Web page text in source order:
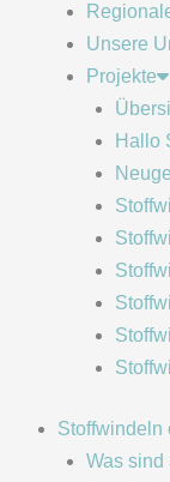
Unsere
Projekte
Hallo
Stoffwindeln
Was sind